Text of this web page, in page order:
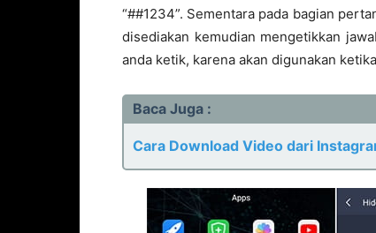
“##1234”. Sementara pada bagian
disediakan kemudian mengetikkan
anda ketik, karena akan digunakan
Baca Juga :
Cara Download Video dari